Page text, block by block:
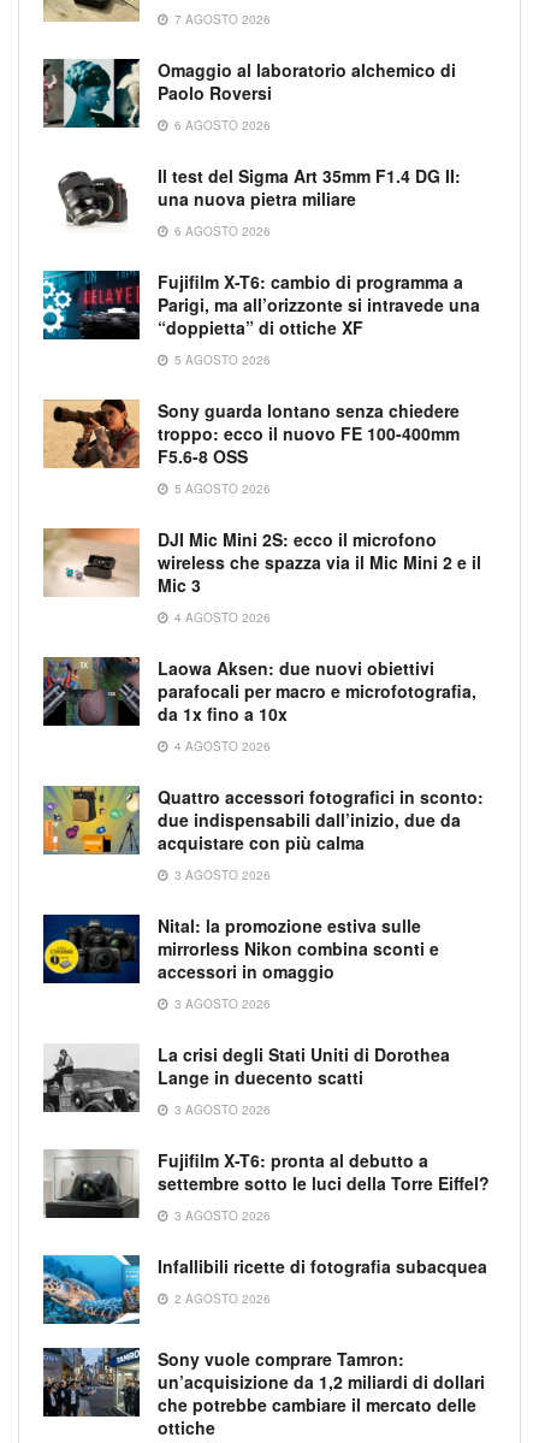
7 AGOSTO 2026
Omaggio al laboratorio alchemico di
Paolo Roversi
6 AGOSTO 2026
Il test del Sigma Art 35mm F1.4 DG II:
una nuova pietra miliare
6 AGOSTO 2026
Fujifilm X-T6: cambio di programma a
Parigi, ma all’orizzonte si intravede una
“doppietta” di ottiche XF
5 AGOSTO 2026
Sony guarda lontano senza chiedere
troppo: ecco il nuovo FE 100-400mm
F5.6-8 OSS
5 AGOSTO 2026
DJI Mic Mini 2S: ecco il microfono
wireless che spazza via il Mic Mini 2 e il
Mic 3
4 AGOSTO 2026
Laowa Aksen: due nuovi obiettivi
parafocali per macro e microfotografia,
da 1x fino a 10x
4 AGOSTO 2026
Quattro accessori fotografici in sconto:
due indispensabili dall’inizio, due da
acquistare con più calma
3 AGOSTO 2026
Nital: la promozione estiva sulle
mirrorless Nikon combina sconti e
accessori in omaggio
3 AGOSTO 2026
La crisi degli Stati Uniti di Dorothea
Lange in duecento scatti
3 AGOSTO 2026
Fujifilm X-T6: pronta al debutto a
settembre sotto le luci della Torre Eiffel?
3 AGOSTO 2026
Infallibili ricette di fotografia subacquea
2 AGOSTO 2026
Sony vuole comprare Tamron:
un’acquisizione da 1,2 miliardi di dollari
che potrebbe cambiare il mercato delle
ottiche